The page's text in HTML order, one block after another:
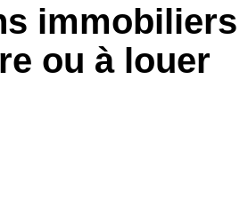
immobiliers
ou à louer